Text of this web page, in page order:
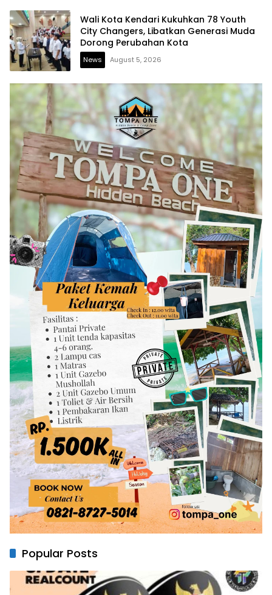
Wali Kota Kendari Kukuhkan 78 Youth
City Changers, Libatkan Generasi Muda
Dorong Perubahan Kota
News August 5, 2026
Popular Posts